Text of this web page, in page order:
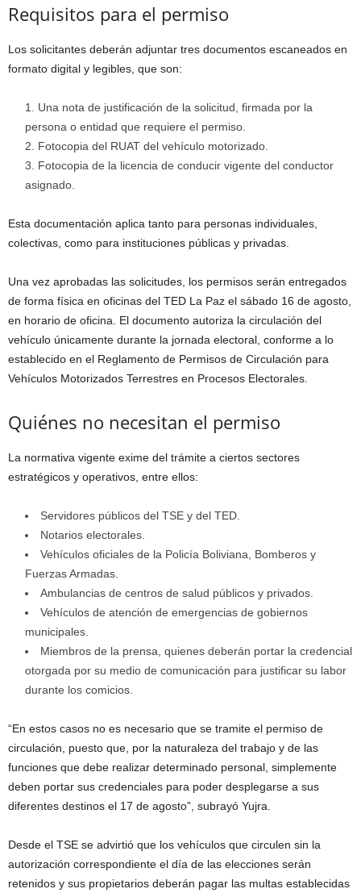
Requisitos para el permiso
Los solicitantes deberán adjuntar tres documentos escaneados en
formato digital y legibles, que son:
Una nota de justificación de la solicitud, firmada por la
persona o entidad que requiere el permiso.
Fotocopia del RUAT del vehículo motorizado.
Fotocopia de la licencia de conducir vigente del conductor
asignado.
Esta documentación aplica tanto para personas individuales,
colectivas, como para instituciones públicas y privadas.
Una vez aprobadas las solicitudes, los permisos serán entregados
de forma física en oficinas del TED La Paz el sábado 16 de agosto,
en horario de oficina. El documento autoriza la circulación del
vehículo únicamente durante la jornada electoral, conforme a lo
establecido en el Reglamento de Permisos de Circulación para
Vehículos Motorizados Terrestres en Procesos Electorales.
Quiénes no necesitan el permiso
La normativa vigente exime del trámite a ciertos sectores
estratégicos y operativos, entre ellos:
Servidores públicos del TSE y del TED.
Notarios electorales.
Vehículos oficiales de la Policía Boliviana, Bomberos y
Fuerzas Armadas.
Ambulancias de centros de salud públicos y privados.
Vehículos de atención de emergencias de gobiernos
municipales.
Miembros de la prensa, quienes deberán portar la credencial
otorgada por su medio de comunicación para justificar su labor
durante los comicios.
“En estos casos no es necesario que se tramite el permiso de
circulación, puesto que, por la naturaleza del trabajo y de las
funciones que debe realizar determinado personal, simplemente
deben portar sus credenciales para poder desplegarse a sus
diferentes destinos el 17 de agosto”, subrayó Yujra.
Desde el TSE se advirtió que los vehículos que circulen sin la
autorización correspondiente el día de las elecciones serán
retenidos y sus propietarios deberán pagar las multas establecidas